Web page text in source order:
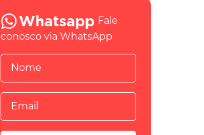
Fale
conosco via WhatsApp